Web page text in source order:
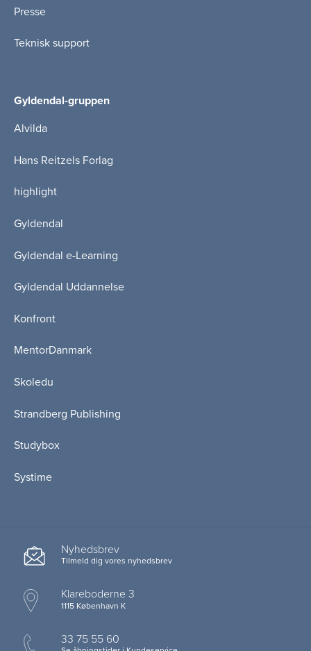
Presse
Teknisk support
Gyldendal-gruppen
Alvilda
Hans Reitzels Forlag
highlight
Gyldendal
Gyldendal e-Learning
Gyldendal Uddannelse
Konfront
MentorDanmark
Skoledu
Strandberg Publishing
Studybox
Systime
Nyhedsbrev
Tilmeld dig vores nyhedsbrev
Klareboderne 3
1115 København K
33 75 55 60